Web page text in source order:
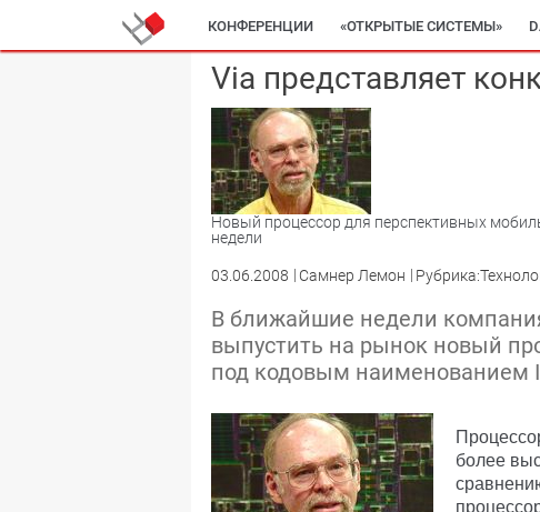
КОНФЕРЕНЦИИ «ОТКРЫТЫЕ СИСТЕМЫ»
Via представляет
Новый процессор для перспективных
недели
03.06.2008 Самнер Лемон
В ближайшие недели
выпустить на рынок новый
под кодовым наименованием
более